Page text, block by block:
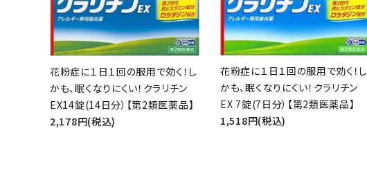
花粉症に１日１回の服用で効く！し
かも、眠くなりにくい！クラリチン
EX14錠(14日分）【第2類医薬品】
2,178円(税込)
花粉症に１日１回の服用で効く！し
かも、眠くなりにくい！クラリチン
EX 7錠(7日分）【第2類医薬品】
1,518円(税込)